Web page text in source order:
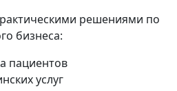
решениями по
бизнеса:
пациентов
услуг